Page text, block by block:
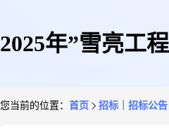
2025年”雪亮工
您当前的位置： 首页 招标｜招标公告